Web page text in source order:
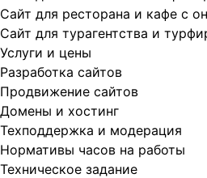
Сайт для ресторана и кафе с
Сайт для турагентства и
Услуги и цены
Разработка сайтов
Продвижение сайтов
Домены и хостинг
Техподдержка и модерация
Нормативы часов на работы
Техническое задание